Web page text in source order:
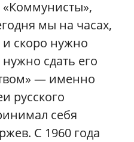
мы на часах,
и скоро нужно
нужно сдать его
— именно
русского
себя
С 1960 года